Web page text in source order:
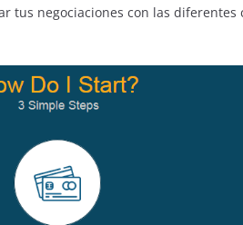
tus negociaciones con las